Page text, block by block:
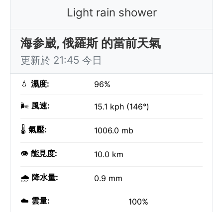
Light rain shower
海参崴, 俄羅斯 的當前天氣
更新於 21:45 今日
💧 濕度: 96%
🌬️ 風速: 15.1 kph (146°)
🌡️ 氣壓: 1006.0 mb
👁️ 能見度: 10.0 km
🌧️ 降水量: 0.9 mm
☁️ 雲量: 100%